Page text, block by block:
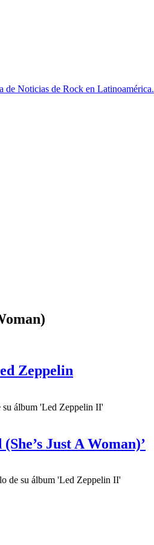
Noticias de Rock en Latinoamérica.
Zeppelin
su álbum 'Led Zeppelin II'
Just A Woman)’
de su álbum 'Led Zeppelin II'